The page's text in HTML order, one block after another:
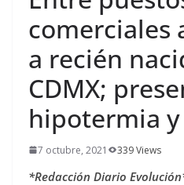
comerciales
a recién
CDMX;
hipotermia
7 octubre, 2021 339 Views
*Redacción Diario